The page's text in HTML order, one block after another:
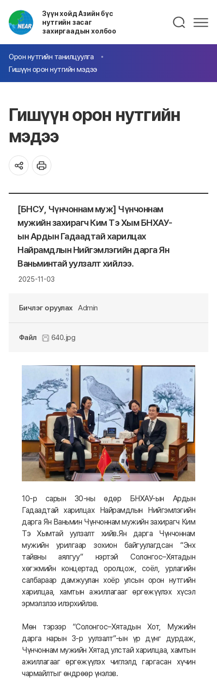
Зүүн хойд Азийн бүс
нутгийн засаг
захиргаадын холбоо
Орон нутгийн танилцуулга
Гишүүн орон нутгийн мэдээ
Гишүүн орон нутгийн
мэдээ
[БНСУ, Чүнчоннам муж] Чүнчоннам
мужийн захирагч Ким Тэ Хым БНХАУ-
ын Ардын Гадаадтай харилцах
Найрамдлын Нийгэмлэгийн дарга Ян
Ваньминтай уулзалт хийлээ.
2025-11-03
Бичлэг оруулах Admin
Файл 640.jpg
10-р сарын 30-ны өдөр БНХАУ-ын Ардын
Гадаадтай харилцах Найрамдлын Нийгэмлэгийн
дарга Ян Ваньмин Чүнчоннам мужийн захирагч Ким
Тэ Хымтай уулзалт хийв.Ян дарга Чүнчоннам
мужийн урилгаар зохион байгуулагдсан “Энх
тайвны аялгуу” нэртэй Солонгос–Хятадын
хөгжмийн концертад оролцож, соёл, урлагийн
салбараар дамжуулан хоёр улсын орон нутгийн
харилцаа, хамтын ажиллагааг өргөжүүлэх хүсэл
эрмэлзлээ илэрхийлэв.
Мөн тэрээр “Солонгос–Хятадын Хот, Мужийн
дарга нарын 3-р уулзалт”-ын үр дүнг дурдаж,
Чүнчоннам мужийн Хятад улстай харилцаа, хамтын
ажиллагааг өргөжүүлэх чиглэлд гаргасан хүчин
чармайлтыг өндрөөр үнэлэв.